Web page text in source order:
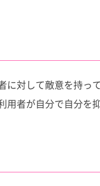
に対して敵意を持
用者が自分で自分を